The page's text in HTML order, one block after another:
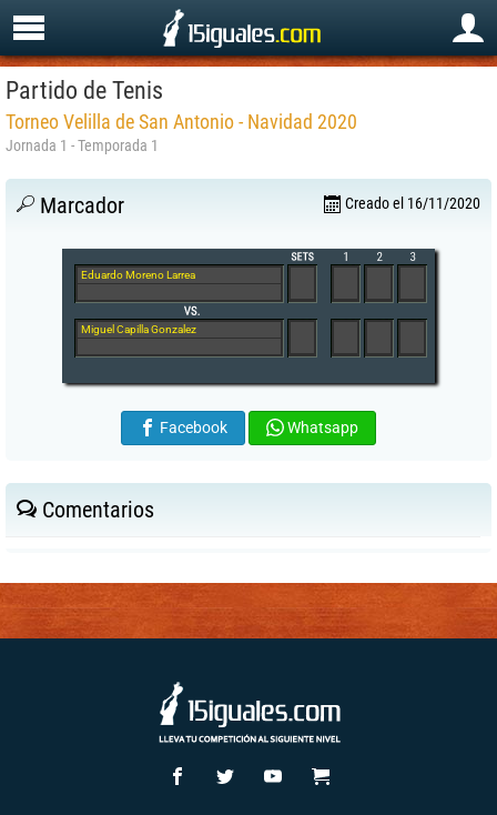
Partido de Tenis
Torneo Velilla de San Antonio - Navidad 2020
Jornada 1 - Temporada 1
Marcador Creado el 16/11/2020
Eduardo Moreno Larrea
Miguel Capilla Gonzalez
Facebook Whatsapp
Comentarios